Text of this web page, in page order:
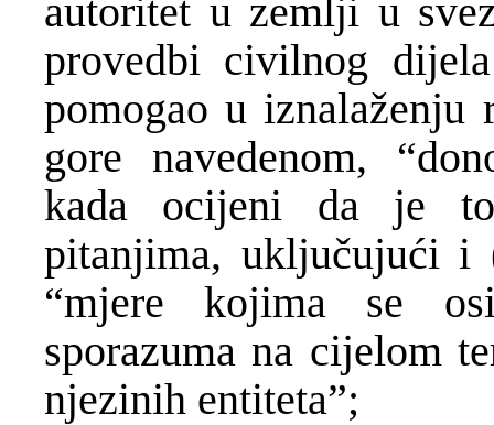
autoritet u zemlji u
provedbi civilnog
pomogao u iznalaženju
gore navedenom,
kada ocijeni da je to
pitanjima, uključujući i
“mjere kojima se
sporazuma na cijelom
njezinih entiteta”;